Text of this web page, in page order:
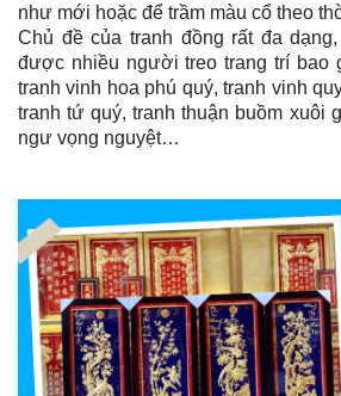
như mới hoặc để trầm màu cổ theo
Chủ đề của tranh đồng rất đa
được nhiều người treo trang trí bao
tranh vinh hoa phú quý, tranh vinh
tranh tứ quý, tranh thuận buồm xuôi
ngư vọng nguyệt…